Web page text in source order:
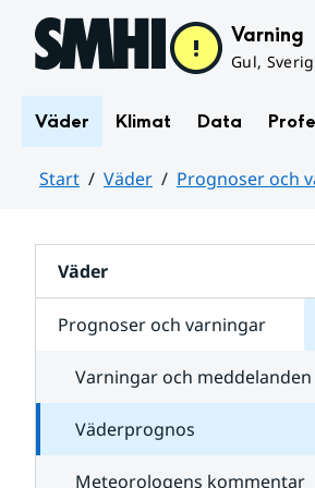
Hoppa till sidans innehåll Varning
Gul,
Väder Klimat Data
Start Väder Prognoser och
Väder
Prognoser och varningar
Varningar och meddelanden
Väderprognos
Meteorologens kommentar